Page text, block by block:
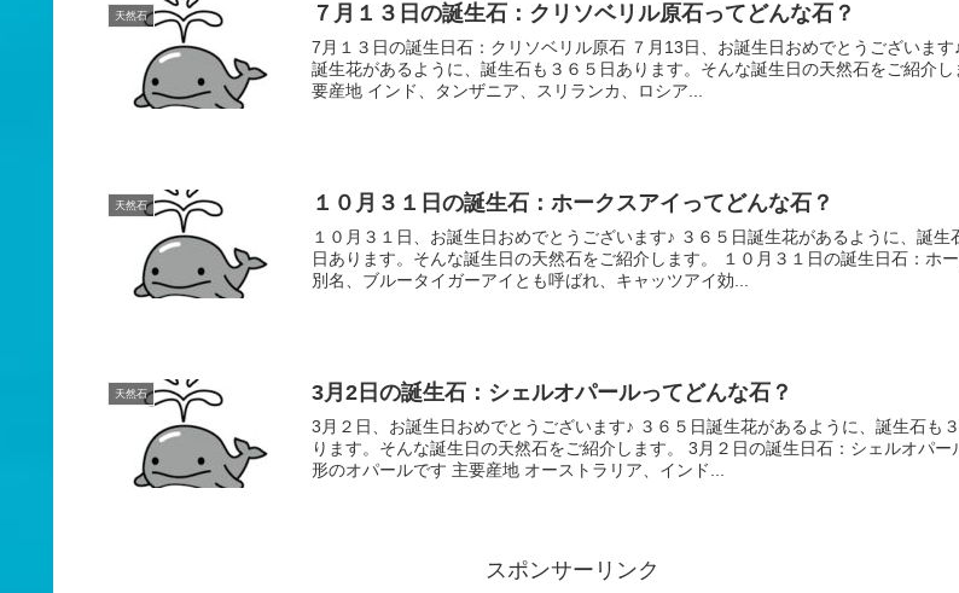
天然石 ７月１３日の誕生石：クリソベリル原石ってどんな石？
7月１３日の誕生日石：クリソベリル原石 ７月13日、お誕生日おめでとうございます♪ ３６５日
誕生花があるように、誕生石も３６５日あります。そんな誕生日の天然石をご紹介し
要産地 インド、タンザニア、スリランカ、ロシア...
天然石 １０月３１日の誕生石：ホークスアイってどんな石？
１０月３１日、お誕生日おめでとうございます♪ ３６５日誕生花があるように、誕生石も３６５
日あります。そんな誕生日の天然石をご紹介します。 １０月３１日の誕生日石：ホ
別名、ブルータイガーアイとも呼ばれ、キャッツアイ効...
天然石 3月2日の誕生石：シェルオパールってどんな石？
3月２日、お誕生日おめでとうございます♪ ３６５日誕生花があるように、誕生石も３６５日あ
ります。そんな誕生日の天然石をご紹介します。 3月２日の誕生日石：シェルオパー
形のオパールです 主要産地 オーストラリア、インド...
スポンサーリンク